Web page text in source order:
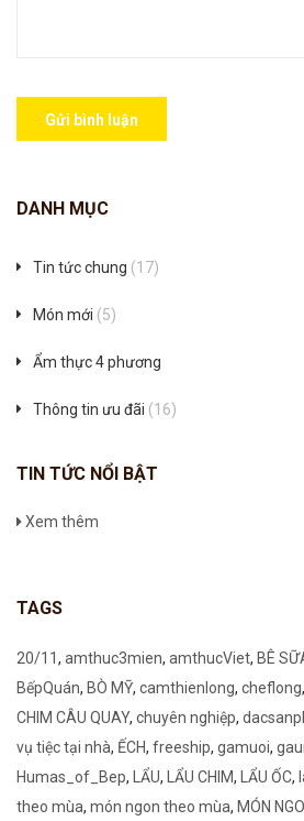
Gửi bình luận
DANH MỤC
Tin tức chung (17)
Món mới (5)
Ẩm thực 4 phương
Thông tin ưu đãi (16)
TIN TỨC NỔI BẬT
Xem thêm
TAGS
20/11, amthuc3mien, amthucViet, BÊ
BếpQuán, BÒ MỸ, camthienlong, cheflong,
CHIM CÂU QUAY, chuyên nghiệp,
vụ tiệc tại nhà, ẾCH, freeship, gamuoi,
Humas_of_Bep, LẨU, LẨU CHIM, LẨU ỐC,
theo mùa, món ngon theo mùa, MÓN